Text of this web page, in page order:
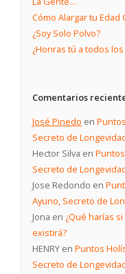
Cómo Alargar tu Edad
¿Soy Solo Polvo?
¿Honras tú a todos
Comentarios
José Pinedo en
Secreto de
Hector Silva en
Secreto de
Jose Redondo en
Ayuno, Secreto de
Jona en ¿Qué harías
existirá?
HENRYen Puntos
Secreto de